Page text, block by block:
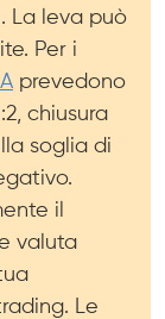
La leva può
Per i
prevedono
chiusura
soglia di
il
valuta
Le